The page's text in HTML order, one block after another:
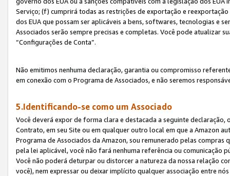
Serviço; (f) cumprirá todas as restrições de exportação e
dos EUA que possam ser aplicáveis a bens, softwares, tecnologias e
Associados serão sempre precisas e completas. Você pode atualizar
“Configurações de Conta”.
Não emitimos nenhuma declaração, garantia ou compromisso
em conexão com o Programa de Associados, e não seremos
5.Identificando-se como um Associado
Você deverá expor de forma clara e destacada a seguinte
Contrato, em seu Site ou em qualquer outro local em que a Amazon
Programa de Associados da Amazon, sou remunerado pelas
pela lei aplicável, você não fará nenhuma referência ou comunicação
Você não poderá deturpar ou distorcer a natureza da nossa relação
você), nem expressar ou deixar implícito qualquer associação entre